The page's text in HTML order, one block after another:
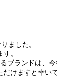
ました。
。
ランドは、
けますと幸いで